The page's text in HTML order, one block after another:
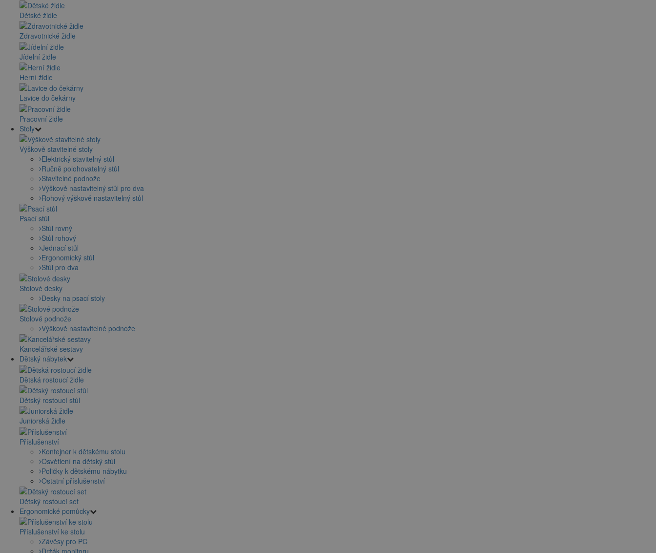
Dětské židle
Zdravotnické židle
Jídelní židle
Herní židle
Lavice do čekárny
Pracovní židle
Stoly
Výškově stavitelné stoly
Elektrický stavitelný stůl
Ručně polohovatelný stůl
Stavitelné podnože
Výškově nastavitelný stůl pro dva
Rohový výškově nastavitelný stůl
Psací stůl
Stůl rovný
Stůl rohový
Jednací stůl
Ergonomický stůl
Stůl pro dva
Stolové desky
Desky na psací stoly
Stolové podnože
Výškově nastavitelné podnože
Kancelářské sestavy
Dětský nábytek
Dětská rostoucí židle
Dětský rostoucí stůl
Juniorská židle
Příslušenství
Kontejner k dětskému stolu
Osvětlení na dětský stůl
Poličky k dětskému nábytku
Ostatní příslušenství
Dětský rostoucí set
Ergonomické pomůcky
Příslušenství ke stolu
Závěsy pro PC